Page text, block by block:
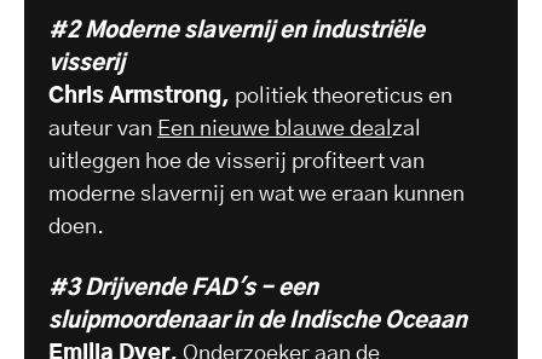
#2Moderne slavernij en industriële
visserij
Chris Armstrong, politiek theoreticus en
auteur van Een nieuwe blauwe deal zal
uitleggen hoe de visserij profiteert van
moderne slavernij en wat we eraan kunnen
doen.
#3 Drijvende FAD's - een
sluipmoordenaar in de Indische Oceaan
Emilia Dyer, Onderzoeker aan de